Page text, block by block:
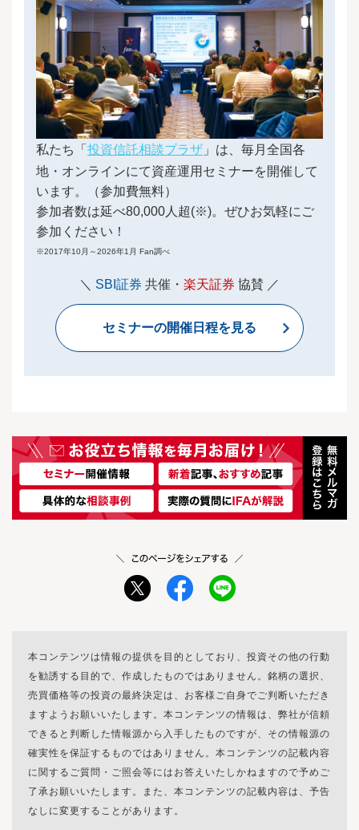
私たち「 投資信託相談プラザ 」は、毎月全国各
地・オンラインにて資産運用セミナーを開催して
います。（参加費無料）
参加者数は延べ80,000人超(※)。ぜひお気軽にご
参加ください！
※2017年10月～2026年1月 Fan調べ
＼ SBI証券 共催・ 楽天証券 協賛 ／
セミナーの開催日程を見る
本コンテンツは情報の提供を目的としており、投資その他の行動
を勧誘する目的で、作成したものではありません。銘柄の選択、
売買価格等の投資の最終決定は、お客様ご自身でご判断いただき
ますようお願いいたします。本コンテンツの情報は、弊社が信頼
できると判断した情報源から入手したものですが、その情報源の
確実性を保証するものではありません。本コンテンツの記載内容
に関するご質問・ご照会等にはお答えいたしかねますので予めご
了承お願いいたします。また、本コンテンツの記載内容は、予告
なしに変更することがあります。